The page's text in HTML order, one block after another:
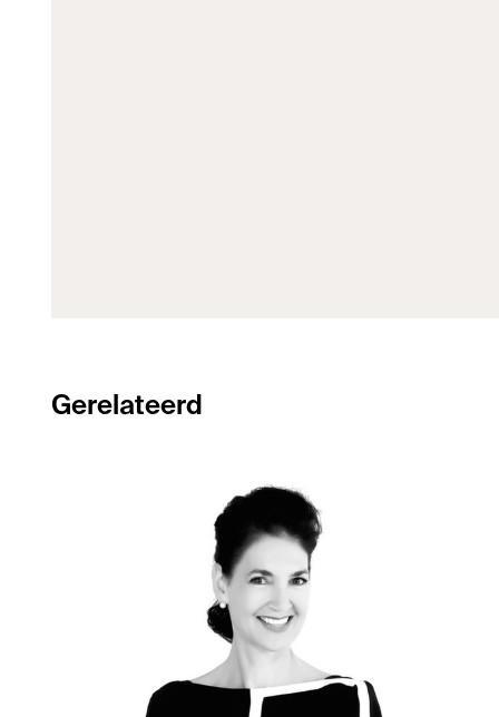
Gerelateerd